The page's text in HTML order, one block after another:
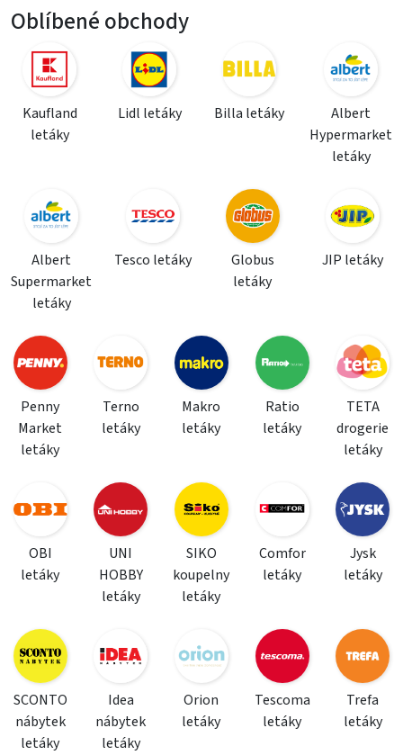
Oblíbené obchody
Kaufland
letáky
Lidl letáky Billa letáky
Albert
Hypermarket
letáky
Albert
Supermarket
letáky
Tesco letáky
Globus
letáky
JIP letáky
Penny
Market
letáky
Terno
letáky
Makro
letáky
Ratio
letáky
TETA
drogerie
letáky
OBI
letáky
UNI
HOBBY
letáky
SIKO
koupelny
letáky
Comfor
letáky
Jysk
letáky
SCONTO
nábytek
letáky
Idea
nábytek
letáky
Orion
letáky
Tescoma
letáky
Trefa
letáky